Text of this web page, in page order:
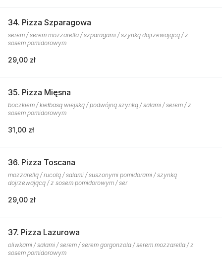
34. Pizza Szparagowa
serem / serem mozzarella / szparagami / szynką dojrzewającą / z
sosem pomidorowym
29,00 zł
35. Pizza Mięsna
boczkiem / kiełbasą wiejską / podwójną szynką / salami / serem / z
sosem pomidorowym
31,00 zł
36. Pizza Toscana
mozzarellą / rucolą / salami / suszonymi pomidorami / szynką
dojrzewającą / z sosem pomidorowym / ser
29,00 zł
37. Pizza Lazurowa
oliwkami / salami / serem / serem gorgonzola / serem mozzarella / z
sosem pomidorowym